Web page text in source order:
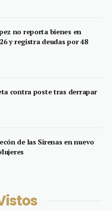
no reporta bienes en
y registra deudas por 48
contra poste tras derrapar
de las Sirenas en nuevo